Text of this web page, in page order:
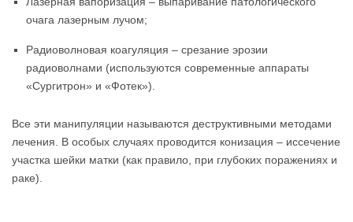
очага лазерным лучом;
Радиоволновая коагуляция – срезание эрозии
радиоволнами (используются современные аппараты
«Сургитрон» и «Фотек»).
Все эти манипуляции называются деструктивными методами
лечения. В особых случаях проводится конизация – иссечение
участка шейки матки (как правило, при глубоких поражениях и
раке).